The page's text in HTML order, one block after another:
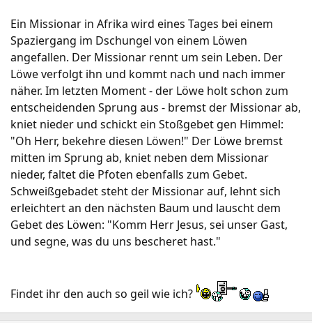
Ein Missionar in Afrika wird eines Tages bei einem
Spaziergang im Dschungel von einem Löwen
angefallen. Der Missionar rennt um sein Leben. Der
Löwe verfolgt ihn und kommt nach und nach immer
näher. Im letzten Moment - der Löwe holt schon zum
entscheidenden Sprung aus - bremst der Missionar ab,
kniet nieder und schickt ein Stoßgebet gen Himmel:
"Oh Herr, bekehre diesen Löwen!" Der Löwe bremst
mitten im Sprung ab, kniet neben dem Missionar
nieder, faltet die Pfoten ebenfalls zum Gebet.
Schweißgebadet steht der Missionar auf, lehnt sich
erleichtert an den nächsten Baum und lauscht dem
Gebet des Löwen: "Komm Herr Jesus, sei unser Gast,
und segne, was du uns bescheret hast."
Findet ihr den auch so geil wie ich?